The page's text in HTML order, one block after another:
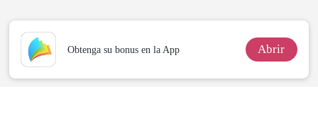
Obtenga su bonus en la App Abrir